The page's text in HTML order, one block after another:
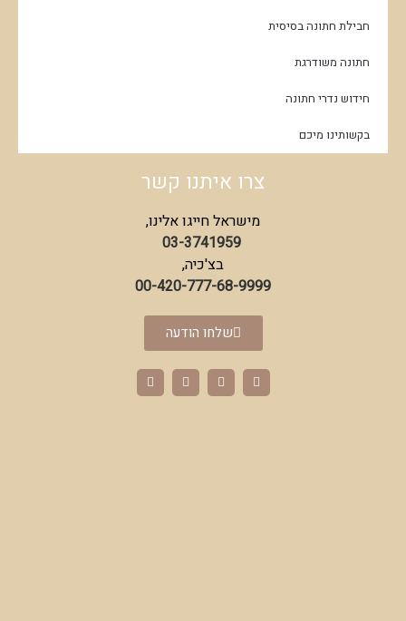
חבילת חתונה בסיסית
חתונה משודרגת
חידוש נדרי חתונה
בקשותינו מיכם
צרו איתנו קשר
מישראל חייגו אלינו,
03-3741959
בצ'כיה,
00-420-777-68-9999
שלחו הודעה